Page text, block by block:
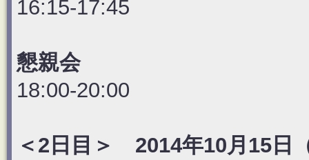
16:15-17:45
懇親会
18:00-20:00
＜2日目＞ 2014年10月15日